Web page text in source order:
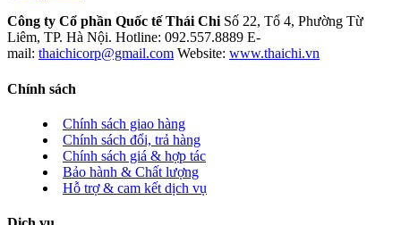
Công ty Cổ phần Quốc tế Thái Chi Số 22, Tổ 4, Phường Từ
Liêm, TP. Hà Nội. Hotline: 092.557.8889 E-
mail: thaichicorp@gmail.com Website: www.thaichi.vn
Chính sách
Chính sách giao hàng
Chính sách đổi, trả hàng
Chính sách giá & hợp tác
Bảo hành & Chất lượng
Hỗ trợ & cam kết dịch vụ